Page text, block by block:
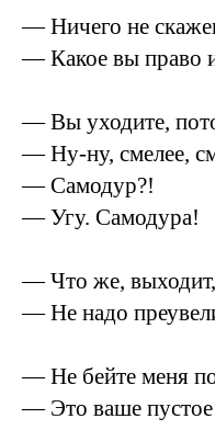
— Ничего не
— Какое вы право
— Вы уходите,
— Ну-ну, смелее,
— Самодур?!
— Угу. Самодура!
— Что же,
— Не надо
— Не бейте меня
— Это ваше пустое